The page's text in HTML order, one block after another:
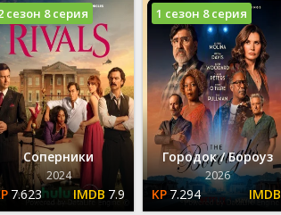
Соперники
2024
7.623 7.9
сезон 8 серия
Городок / Бороуз
2026
7.294
1 сезон 8 серия